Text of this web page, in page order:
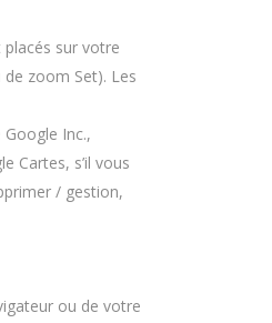
sur votre
zoom Set). Les
Inc.,
Cartes, s’il vous
/ gestion,
ou de votre